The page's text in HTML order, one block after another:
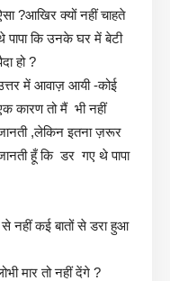
?आखिर क्यों नहीं चाहते
पापा कि उनके घर में बेटी
हो ?
में आवाज़ आयी -कोई
कारण तो मैं भी नहीं
,लेकिन इतना ज़रूर
हूँ कि डर गए थे पापा
नहीं कई बातों से डरा हुआ
मार तो नहीं देंगे ?